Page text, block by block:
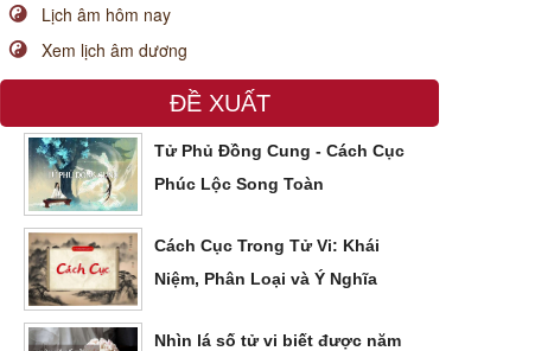
Lịch âm hôm nay
Xem lịch âm dương
ĐỀ XUẤT
Tử Phủ Đồng Cung - Cách Cục
Phúc Lộc Song Toàn
Cách Cục Trong Tử Vi: Khái
Niệm, Phân Loại và Ý Nghĩa
Nhìn lá số tử vi biết được năm